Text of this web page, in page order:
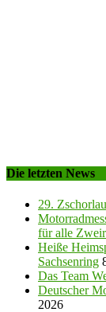
Die letzten News
29.
für alle
Heiße
Sachsenring
Das Team
Deutscher
2026